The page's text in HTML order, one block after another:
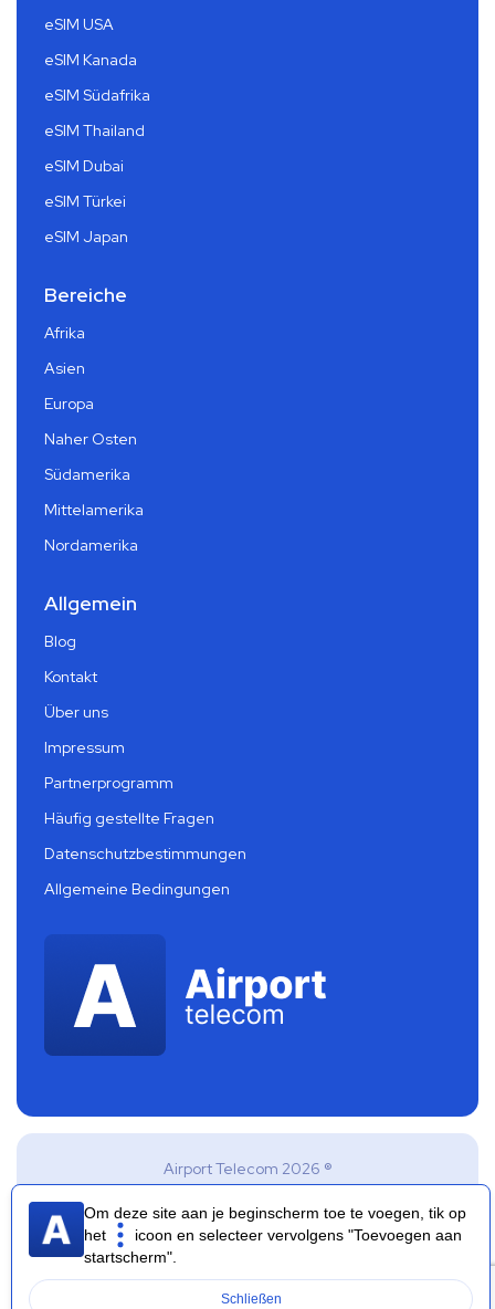
eSIM USA
eSIM Kanada
eSIM Südafrika
eSIM Thailand
eSIM Dubai
eSIM Türkei
eSIM Japan
Bereiche
Afrika
Asien
Europa
Naher Osten
Südamerika
Mittelamerika
Nordamerika
Allgemein
Blog
Kontakt
Über uns
Impressum
Partnerprogramm
Häufig gestellte Fragen
Datenschutzbestimmungen
Allgemeine Bedingungen
Airport Telecom 2026 ®
Om deze site aan je beginscherm toe te voegen, tik op
het
icoon en selecteer vervolgens "Toevoegen aan
startscherm".
Schließen